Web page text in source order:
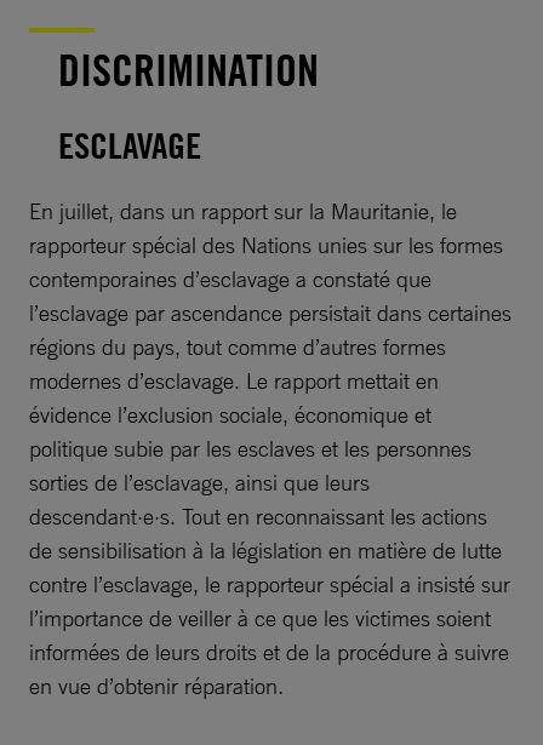
DISCRIMINATION
ESCLAVAGE
En juillet, dans un rapport sur la Mauritanie, le
rapporteur spécial des Nations unies sur les formes
contemporaines d’esclavage a constaté que
l’esclavage par ascendance persistait dans certaines
régions du pays, tout comme d’autres formes
modernes d’esclavage. Le rapport mettait en
évidence l’exclusion sociale, économique et
politique subie par les esclaves et les personnes
sorties de l’esclavage, ainsi que leurs
descendant·e·s. Tout en reconnaissant les actions
de sensibilisation à la législation en matière de lutte
contre l’esclavage, le rapporteur spécial a insisté sur
l’importance de veiller à ce que les victimes soient
informées de leurs droits et de la procédure à suivre
en vue d’obtenir réparation.